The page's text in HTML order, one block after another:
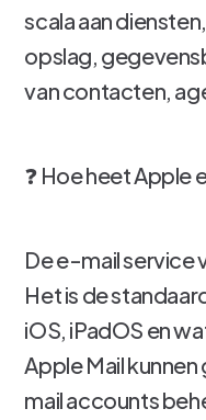
scala aan
opslag,
van contacten,
❓ Hoe heet Apple
De e-mail service
Het is de
iOS, iPadOS en
Apple Mail
mail accounts